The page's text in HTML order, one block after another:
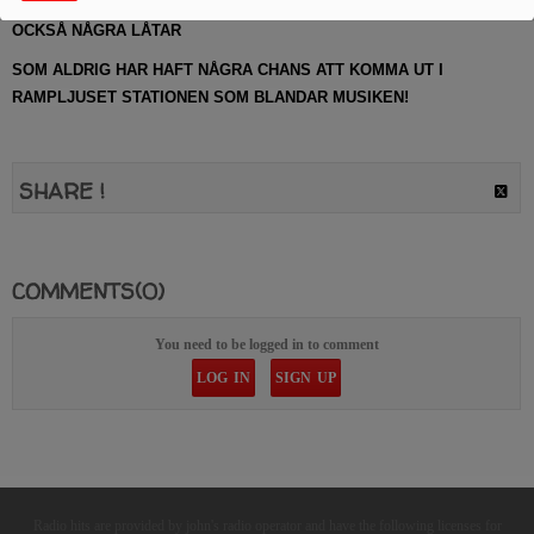
OCKSÅ NÅGRA LÅTAR
SOM ALDRIG HAR HAFT NÅGRA CHANS ATT KOMMA UT I
RAMPLJUSET STATIONEN SOM BLANDAR MUSIKEN!
SHARE !
COMMENTS(0)
You need to be logged in to comment
LOG IN
SIGN UP